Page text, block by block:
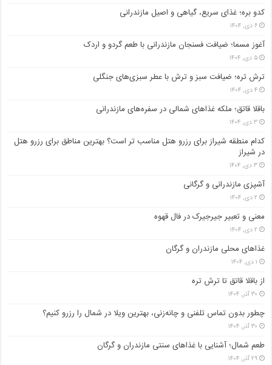
کدو بره؛ غذای سریع، گیاهی و اصیل مازندرانی
۶ دی, ۱۴۰۴
آغوز مسما؛ ضیافت فسنجان مازندرانی با طعم گردو و اردک
۵ دی, ۱۴۰۴
ترش تره؛ ضیافت سبز و ترش با عطر سبزی‌های جنگلی
۴ دی, ۱۴۰۴
باقلا قاتق؛ ملکه غذاهای شمالی در سفره‌های مازندرانی
۳ دی, ۱۴۰۴
کدام منطقه شیراز برای رزرو هتل مناسب ‌تر است؟ بهترین مناطق برای رزرو هتل
در شیراز
۳ دی, ۱۴۰۴
آشپزی مازندرانی و گرگانی
۲ دی, ۱۴۰۴
معنی و تعبیر جیرجیرک در فال قهوه
۲ دی, ۱۴۰۴
غذاهای محلی مازندران و گرگان
۱ دی, ۱۴۰۴
از باقلا قاتق تا ترش تره
۳۰ آذر, ۱۴۰۴
چطور بدون تماس تلفنی و چانه‌زنی، بهترین ویلا در شمال را رزرو کنیم؟
۳۰ آذر, ۱۴۰۴
طعم شمال؛ آشنایی با غذاهای سنتی مازندران و گرگان
۲۹ آذر, ۱۴۰۴